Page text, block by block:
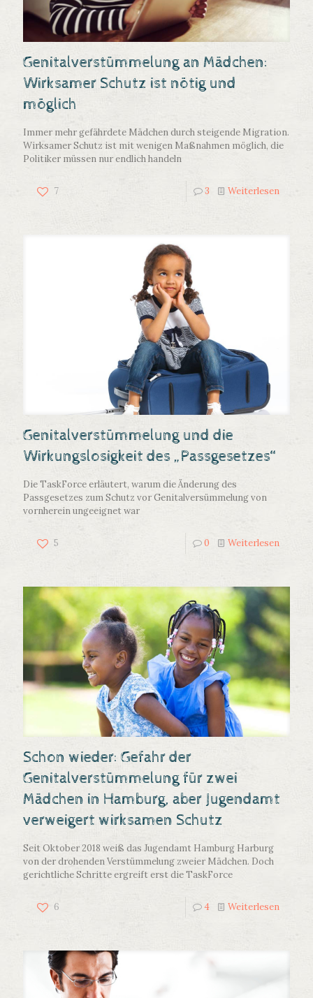
Genitalverstümmelung an Mädchen:
Wirksamer Schutz ist nötig und
möglich
Immer mehr gefährdete Mädchen durch steigende Migration.
Wirksamer Schutz ist mit wenigen Maßnahmen möglich, die
Politiker müssen nur endlich handeln
7 3 Weiterlesen
Genitalverstümmelung und die
Wirkungslosigkeit des „Passgesetzes“
Die TaskForce erläutert, warum die Änderung des
Passgesetzes zum Schutz vor Genitalversümmelung von
vornherein ungeeignet war
5 0 Weiterlesen
Schon wieder: Gefahr der
Genitalverstümmelung für zwei
Mädchen in Hamburg, aber Jugendamt
verweigert wirksamen Schutz
Seit Oktober 2018 weiß das Jugendamt Hamburg Harburg
von der drohenden Verstümmelung zweier Mädchen. Doch
gerichtliche Schritte ergreift erst die TaskForce
6 4 Weiterlesen